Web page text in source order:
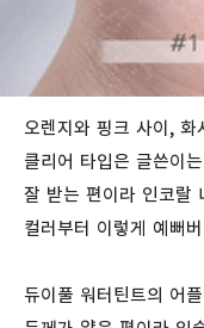
오렌지와 핑크 사이,
클리어 타입은 글쓴이
잘 받는 편이라 인코랄
컬러부터 이렇게 예뻐
듀이풀 워터틴트의 어